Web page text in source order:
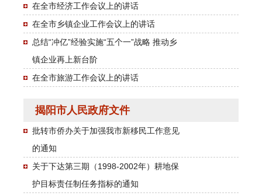
在全市经济工作会议上的讲话
在全市乡镇企业工作会议上的讲话
总结“冲亿”经验实施“五个一”战略 推动乡
镇企业再上新台阶
在全市旅游工作会议上的讲话
揭阳市人民政府文件
批转市侨办关于加强我市新移民工作意见
的通知
关于下达第三期（1998-2002年）耕地保
护目标责任制任务指标的通知